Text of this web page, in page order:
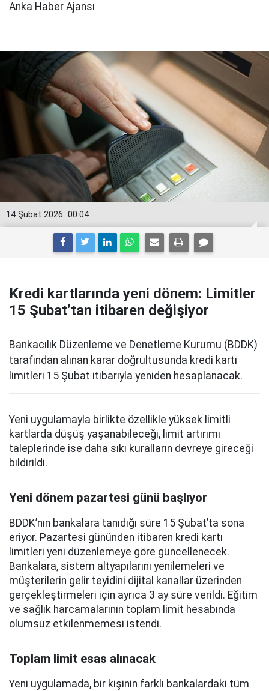
Anka Haber Ajansı
00:04
14 Şubat 2026
Kredi kartlarında yeni dönem: Limitler
15 Şubat’tan itibaren değişiyor
Bankacılık Düzenleme ve Denetleme Kurumu (BDDK)
tarafından alınan karar doğrultusunda kredi kartı
limitleri 15 Şubat itibarıyla yeniden hesaplanacak.
Yeni uygulamayla birlikte özellikle yüksek limitli
kartlarda düşüş yaşanabileceği, limit artırımı
taleplerinde ise daha sıkı kuralların devreye gireceği
bildirildi.
Yeni dönem pazartesi günü başlıyor
BDDK’nın bankalara tanıdığı süre 15 Şubat’ta sona
eriyor. Pazartesi gününden itibaren kredi kartı
limitleri yeni düzenlemeye göre güncellenecek.
Bankalara, sistem altyapılarını yenilemeleri ve
müşterilerin gelir teyidini dijital kanallar üzerinden
gerçekleştirmeleri için ayrıca 3 ay süre verildi. Eğitim
ve sağlık harcamalarının toplam limit hesabında
olumsuz etkilenmemesi istendi.
Toplam limit esas alınacak
Yeni uygulamada, bir kişinin farklı bankalardaki tüm